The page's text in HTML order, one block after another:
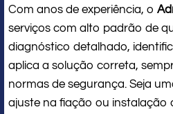
Com anos de experiência, o
serviços com alto padrão de
diagnóstico detalhado,
aplica a solução correta,
normas de segurança. Seja
ajuste na fiação ou instalação